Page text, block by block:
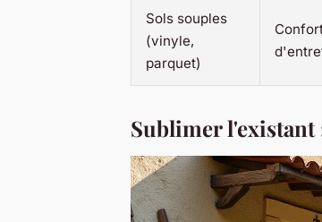
Sols souples
(vinyle,
parquet)
Sublimer